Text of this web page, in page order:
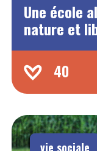
Une école
nature et
40
vie sociale